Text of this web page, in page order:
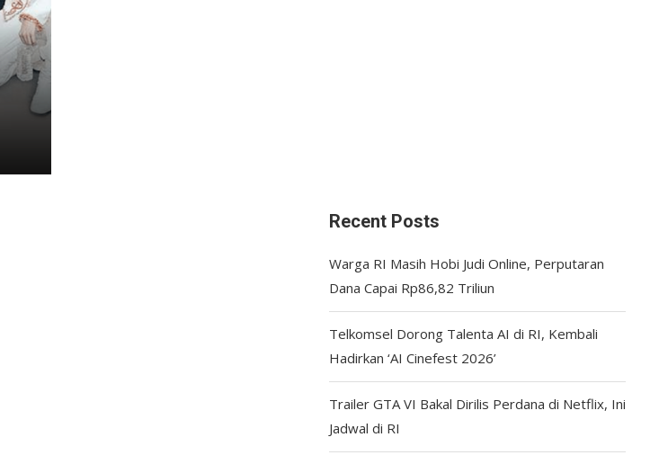
Recent Posts
Warga RI Masih Hobi Judi Online, Perputaran
Dana Capai Rp86,82 Triliun
Telkomsel Dorong Talenta AI di RI, Kembali
Hadirkan ‘AI Cinefest 2026’
Trailer GTA VI Bakal Dirilis Perdana di Netflix, Ini
Jadwal di RI